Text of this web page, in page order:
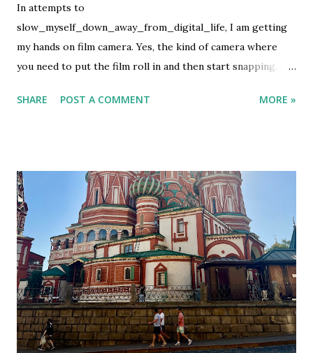
In attempts to
slow_myself_down_away_from_digital_life, I am getting
my hands on film camera. Yes, the kind of camera where
you need to put the film roll in and then start snapping. If
we let the fate decide. This is not my first rodeo on using
first film roll to take photos of my favorite people. So it
has more human than random pictures. It was on family
event. After the last shot, I wanted to develop it before I
flew to Bali but they had no lab. Luckily we have the lab in
Bali. I developed and scanned the film in Ojisanfilmlab Bali.
They're just a google away. They sell the roll as well. I had
to tell the TSA to do the hand checking rather putting it
through the scanner. They understood. Cimol hides
himself in his favorite sp...
SHARE POST A COMMENT MORE »